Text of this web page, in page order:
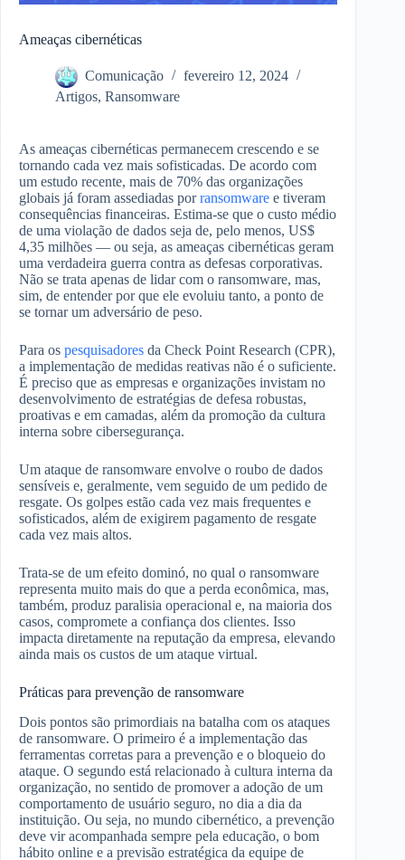
Ameaças cibernéticas
Comunicação
fevereiro 12, 2024
Artigos, Ransomware
As ameaças cibernéticas permanecem crescendo e se
tornando cada vez mais sofisticadas. De acordo com
um estudo recente, mais de 70% das organizações
globais já foram assediadas porransomware e tiveram
consequências financeiras. Estima-se que o custo médio
de uma violação de dados seja de, pelo menos, US$
4,35 milhões — ou seja, as ameaças cibernéticas geram
uma verdadeira guerra contra as defesas corporativas.
Não se trata apenas de lidar com o ransomware, mas,
sim, de entender por que ele evoluiu tanto, a ponto de
se tornar um adversário de peso.
Para os pesquisadores da Check Point Research (CPR),
a implementação de medidas reativas não é o suficiente.
É preciso que as empresas e organizações invistam no
desenvolvimento de estratégias de defesa robustas,
proativas e em camadas, além da promoção da cultura
interna sobre cibersegurança.
Um ataque de ransomware envolve o roubo de dados
sensíveis e, geralmente, vem seguido de um pedido de
resgate. Os golpes estão cada vez mais frequentes e
sofisticados, além de exigirem pagamento de resgate
cada vez mais altos.
Trata-se de um efeito dominó, no qual o ransomware
representa muito mais do que a perda econômica, mas,
também, produz paralisia operacional e, na maioria dos
casos, compromete a confiança dos clientes. Isso
impacta diretamente na reputação da empresa, elevando
ainda mais os custos de um ataque virtual.
Práticas para prevenção de ransomware
Dois pontos são primordiais na batalha com os ataques
de ransomware. O primeiro é a implementação das
ferramentas corretas para a prevenção e o bloqueio do
ataque. O segundo está relacionado à cultura interna da
organização, no sentido de promover a adoção de um
comportamento de usuário seguro, no dia a dia da
instituição. Ou seja, no mundo cibernético, a prevenção
deve vir acompanhada sempre pela educação, o bom
hábito online e a previsão estratégica da equipe de